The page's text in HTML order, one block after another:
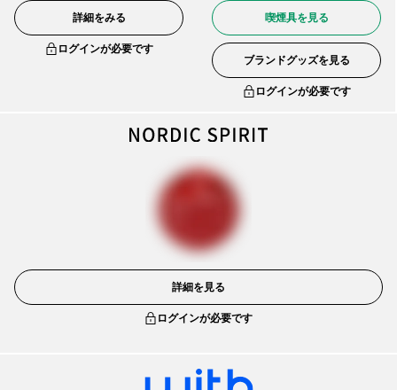
詳細をみる
ログインが必要です
喫煙具を見る
ブランドグッズを見る
ログインが必要です
詳細を見る
ログインが必要です